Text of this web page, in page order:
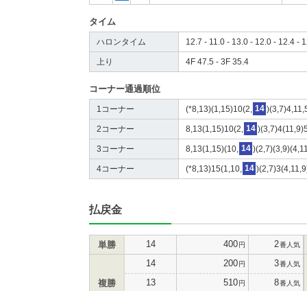
タイム
ハロンタイム 12.7 - 11.0 - 13.0 - 12.0 - 12.4 -
上り 4F 47.5 - 3F 35.4
コーナー通過順位
1コーナー (*8,13)(1,15)10(2, 14
2コーナー 8,13(1,15)10(2, 14
3コーナー 8,13(1,15)(10, 14
4コーナー (*8,13)15(1,10, 14
払戻金
単勝 14 400円 2番人気
複勝
14 200円 3番人気
13 510円 8番人気